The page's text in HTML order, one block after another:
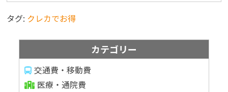
タグ: クレカでお得
カテゴリー
交通費・移動費
医療・通院費